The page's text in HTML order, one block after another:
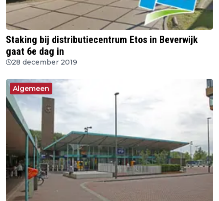
Staking bij distributiecentrum Etos in Beverwijk
gaat 6e dag in
28 december 2019
Algemeen